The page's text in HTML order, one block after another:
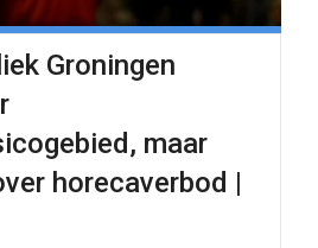
Groningen
maar
horecaverbod |